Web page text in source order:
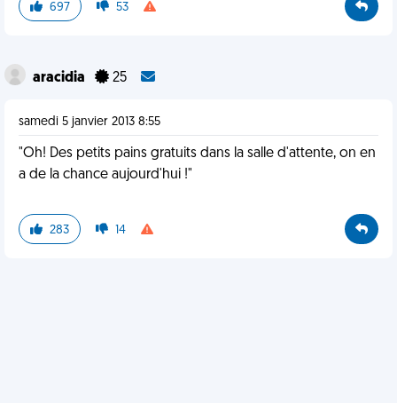
697 53
aracidia 25
samedi 5 janvier 2013 8:55
"Oh! Des petits pains gratuits dans la salle d'attente, on en
a de la chance aujourd'hui !"
283 14